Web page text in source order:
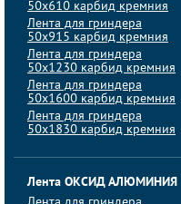
50х610 карбид кремния
Лента для гриндера
50х915 карбид кремния
Лента для гриндера
50х1230 карбид кремния
Лента для гриндера
50х1600 карбид кремния
Лента для гриндера
50х1830 карбид кремния
Лента ОКСИД АЛЮМИНИЯ